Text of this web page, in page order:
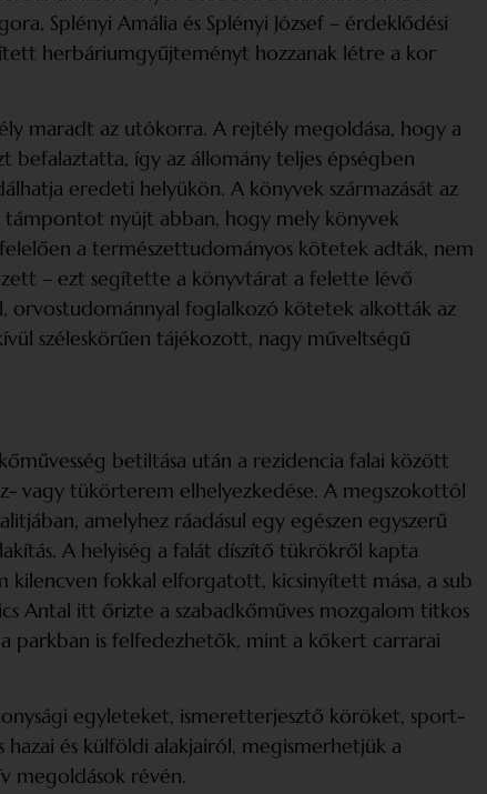
Splényi Amália és Splényi József – érdeklődési
herbáriumgyűjteményt hozzanak létre a kor
maradt az utókorra. A rejtély megoldása, hogy a
befalaztatta, így az állomány teljes épségben
eredeti helyükön. A könyvek származását az
támpontot nyújt abban, hogy mely könyvek
a természettudományos kötetek adták, nem
– ezt segítette a könyvtárat a felette lévő
orvostudománnyal foglalkozó kötetek alkották az
széleskörűen tájékozott, nagy műveltségű
betiltása után a rezidencia falai között
vagy tükörterem elhelyezkedése. A megszokottól
amelyhez ráadásul egy egészen egyszerű
A helyiség a falát díszítő tükrökről kapta
kilencven fokkal elforgatott, kicsinyített mása, a sub
Antal itt őrizte a szabadkőműves mozgalom titkos
parkban is felfedezhetők, mint a kőkert carrarai
egyleteket, ismeretterjesztő köröket, sport­
és külföldi alakjairól, megismerhetjük a
megoldások révén.